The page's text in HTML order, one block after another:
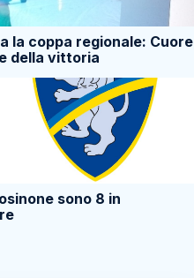
la coppa regionale:
della vittoria
sono 8 in